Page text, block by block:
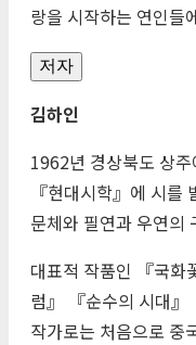
랑을 시작하는 연인들
저자
김하인
1962년 경상북도 상
『현대시학』에 시
문체와 필연과 우연의
대표적 작품인 『국화
럼』 『순수의 시대』
작가로는 처음으로 중